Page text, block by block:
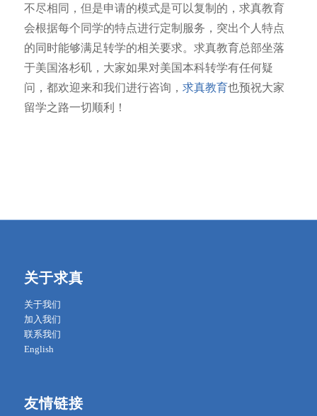
不尽相同，但是申请的模式是可以复制的，求真教育
会根据每个同学的特点进行定制服务，突出个人特点
的同时能够满足转学的相关要求。求真教育总部坐落
于美国洛杉矶，大家如果对美国本科转学有任何疑
问，都欢迎来和我们进行咨询， 求真教育也预祝大家
留学之路一切顺利！
关于求真
关于我们
加入我们
联系我们
English
友情链接